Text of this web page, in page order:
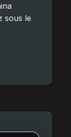
sous le